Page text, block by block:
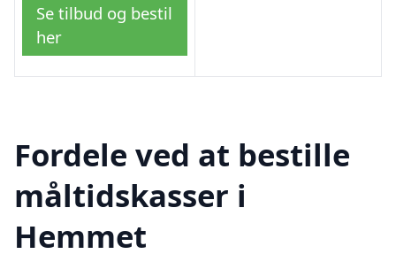
Se tilbud og bestil
her
Fordele ved at bestille
måltidskasser i
Hemmet